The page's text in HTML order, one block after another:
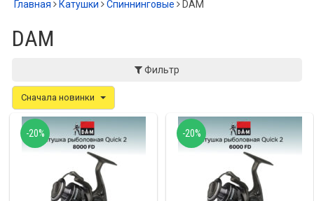
Главная Катушки Спиннинговые DAM
DAM
Фильтр
Сначала новинки
-20% -20%